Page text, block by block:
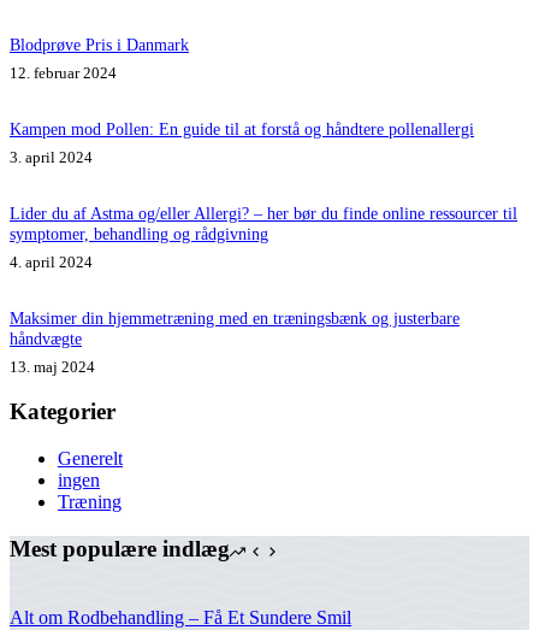
Blodprøve Pris i Danmark
12. februar 2024
Kampen mod Pollen: En guide til at forstå og håndtere pollenallergi
3. april 2024
Lider du af Astma og/eller Allergi? – her bør du finde online ressourcer til
symptomer, behandling og rådgivning
4. april 2024
Maksimer din hjemmetræning med en træningsbænk og justerbare
håndvægte
13. maj 2024
Kategorier
Generelt
ingen
Træning
Mest populære indlæg
Alt om Rodbehandling – Få Et Sundere Smil